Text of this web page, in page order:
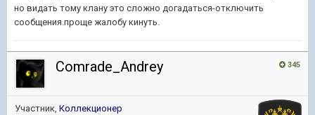
но видать тому клану это сложно догадаться-отключить
сообщения.проще жалобу кинуть.
345
Comrade_Andrey
Участник, Коллекционер